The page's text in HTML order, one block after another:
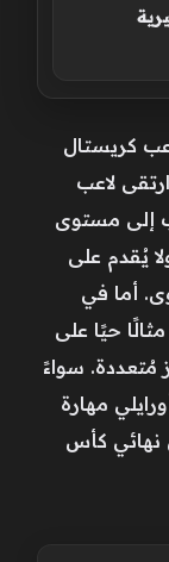
كريستال
لاعب
إلى مستوى
يُقدم على
أما في
مثالًا حيًا على
مُتعددة. سواءً
مهارة
نهائي كأس